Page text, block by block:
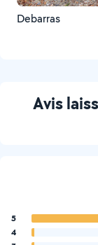
Debarras
Avis
5
4